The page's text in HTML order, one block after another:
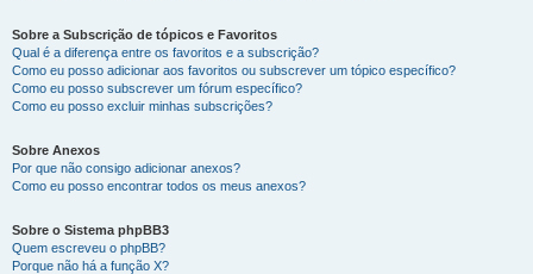
Sobre a Subscrição de tópicos e Favoritos
Qual é a diferença entre os favoritos e a subscrição?
Como eu posso adicionar aos favoritos ou subscrever um tópico específico?
Como eu posso subscrever um fórum específico?
Como eu posso excluir minhas subscrições?
Sobre Anexos
Por que não consigo adicionar anexos?
Como eu posso encontrar todos os meus anexos?
Sobre o Sistema phpBB3
Quem escreveu o phpBB?
Porque não há a função X?